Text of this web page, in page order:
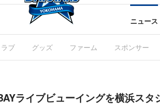
ニュース
ブ グッズ ファーム スポンサー
ライブビューイングを横浜スタ